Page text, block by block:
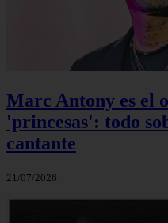
Marc Antony es el
'princesas': todo
cantante
21/07/2026